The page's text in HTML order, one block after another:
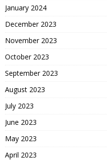
January 2024
December 2023
November 2023
October 2023
September 2023
August 2023
July 2023
June 2023
May 2023
April 2023